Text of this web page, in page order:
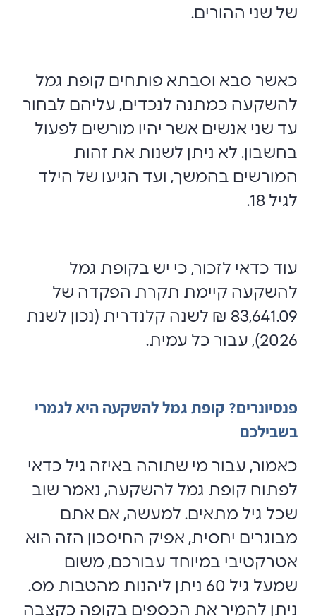
של שני ההורים.
כאשר סבא וסבתא פותחים קופת גמל
להשקעה כמתנה לנכדים, עליהם לבחור
עד שני אנשים אשר יהיו מורשים לפעול
בחשבון. לא ניתן לשנות את זהות
המורשים בהמשך, ועד הגיעו של הילד
לגיל 18.
עוד כדאי לזכור, כי יש בקופת גמל
להשקעה קיימת תקרת הפקדה של
83,641.09 ₪ לשנה קלנדרית (נכון לשנת
2026), עבור כל עמית.
פנסיונרים? קופת גמל להשקעה היא לגמרי
בשבילכם
כאמור, עבור מי שתוהה באיזה גיל כדאי
לפתוח קופת גמל להשקעה, נאמר שוב
שכל גיל מתאים. למעשה, אם אתם
מבוגרים יחסית, אפיק החיסכון הזה הוא
אטרקטיבי במיוחד עבורכם, משום
שמעל גיל 60 ניתן ליהנות מהטבות מס.
ניתן להמיר את הכספים בקופה כקצבה